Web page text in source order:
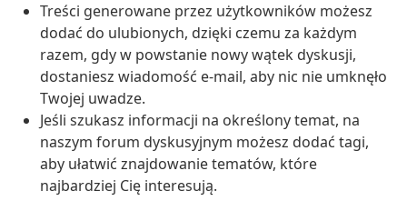
Treści generowane przez użytkowników możesz
dodać do ulubionych, dzięki czemu za każdym
razem, gdy w powstanie nowy wątek dyskusji,
dostaniesz wiadomość e-mail, aby nic nie umknęło
Twojej uwadze.
Jeśli szukasz informacji na określony temat, na
naszym forum dyskusyjnym możesz dodać tagi,
aby ułatwić znajdowanie tematów, które
najbardziej Cię interesują.